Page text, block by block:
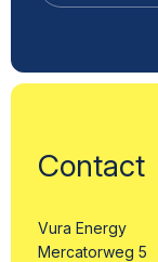
Contact
Vura Energy
Mercatorweg 5